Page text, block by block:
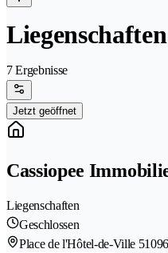
7 Ergebnisse
Jetzt geöffnet
Cassiopee
Liegenschaften
Geschlossen
Place de l'Hôtel-de-Ville 5